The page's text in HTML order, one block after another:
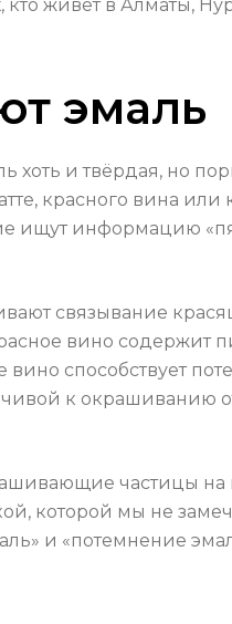
живёт в Алматы,
эмаль
хоть и твёрдая, но
красного вина или
ищут информацию
связывание
вино содержит
способствует
к окрашиванию
частицы
которой мы не
и «потемнение